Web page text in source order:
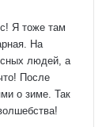
Я тоже там
На
людей, а
После
о зиме. Так